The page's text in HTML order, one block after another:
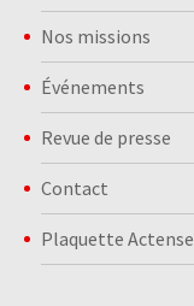
Nos missions
Événements
Revue de presse
Contact
Plaquette Actense